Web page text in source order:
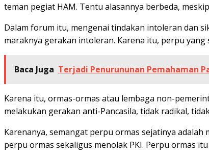
teman pegiat HAM. Tentu alasannya berbeda,
Dalam forum itu, mengenai tindakan intoleran dan
maraknya gerakan intoleran. Karena itu, perpu
Baca Juga Terjadi Penurununan Pemahaman
Karena itu, ormas-ormas atau lembaga non-
melakukan gerakan anti-Pancasila, tidak radikal,
Karenanya, semangat perpu ormas sejatinya
perpu ormas sekaligus menolak PKI. Perpu ormas